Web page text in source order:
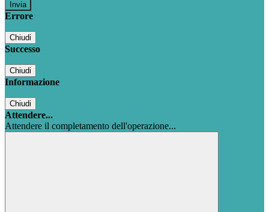
Errore
Chiudi
Successo
Chiudi
Informazione
Chiudi
Attendere...
Attendere il completamento dell'operazione...